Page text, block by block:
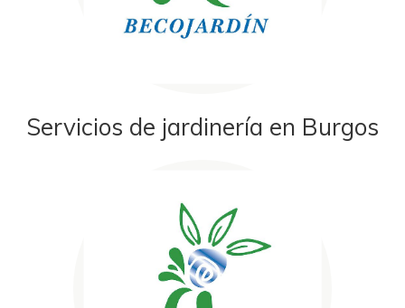
Servicios de jardinería en Burgos